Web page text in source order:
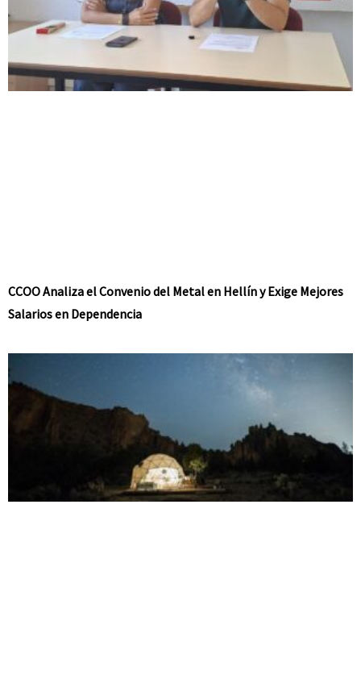
CCOO Analiza el Convenio del Metal en Hellín y Exige Mejores
Salarios en Dependencia